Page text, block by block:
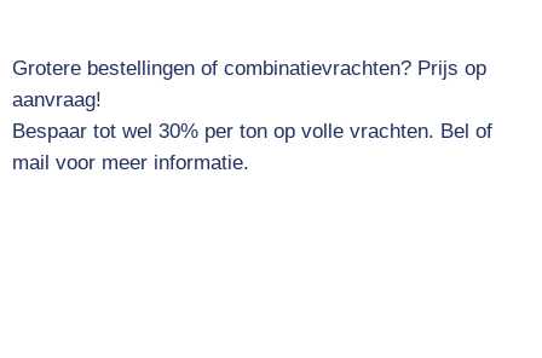
Grotere bestellingen of combinatievrachten? Prijs op
aanvraag!
Bespaar tot wel 30% per ton op volle vrachten. Bel of
mail voor meer informatie.